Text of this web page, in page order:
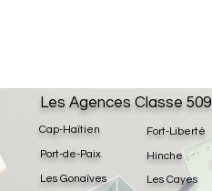
Fort-Liberté
Hinche
Les Cayes
Les Agences Classe 509
Cap-Haïtien
Port-de-Paix
Les Gonaïves